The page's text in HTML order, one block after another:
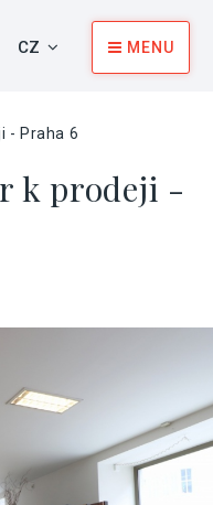
CZ MENU
- Praha 6
k prodeji -